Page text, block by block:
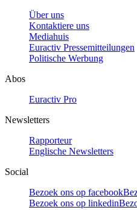
Über uns
Kontaktiere uns
Mediahuis
Euractiv Pressemitteilungen
Politische Werbung
Abos
Euractiv Pro
Newsletters
Rapporteur
Englische Newsletters
Social
Bezoek ons op facebook
Bezoek ons op linkedin